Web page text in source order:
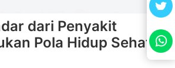
dari Penyakit
Pola Hidup Sehat